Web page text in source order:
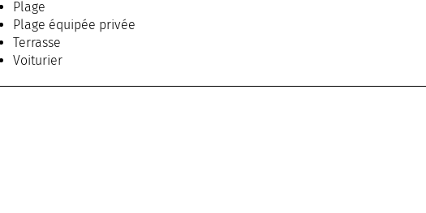
Plage
Plage équipée privée
Terrasse
Voiturier